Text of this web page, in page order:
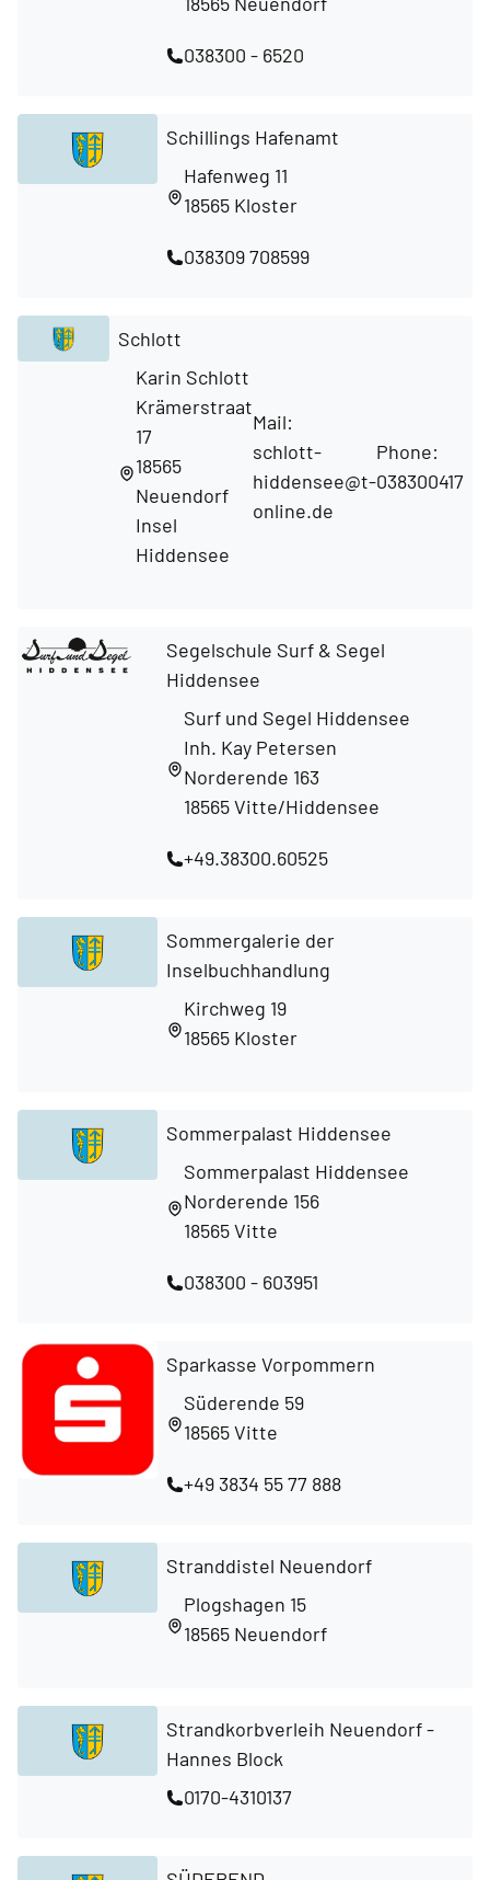
038300 - 6520
Schillings Hafenamt
Hafenweg 11
18565 Kloster
038309 708599
Schlott
Karin Schlott
Krämerstraat
17
18565
Neuendorf
Insel
Hiddensee
Mail:
schlott-
hiddensee@t-
online.de
Phone:
038300417
Segelschule Surf & Segel
Hiddensee
Surf und Segel Hiddensee
Inh. Kay Petersen
Norderende 163
18565 Vitte/Hiddensee
+49.38300.60525
Sommergalerie der
Inselbuchhandlung
Kirchweg 19
18565 Kloster
Sommerpalast Hiddensee
Sommerpalast Hiddensee
Norderende 156
18565 Vitte
038300 - 603951
Sparkasse Vorpommern
Süderende 59
18565 Vitte
+49 3834 55 77 888
Stranddistel Neuendorf
Plogshagen 15
18565 Neuendorf
Strandkorbverleih Neuendorf -
Hannes Block
0170-4310137